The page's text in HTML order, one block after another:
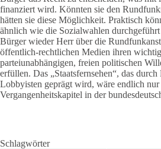
finanziert wird. Könnten sie den
hätten sie diese Möglichkeit. Praktisch
ähnlich wie die Sozialwahlen
Bürger wieder Herr über die
öffentlich-rechtlichen Medien ihren
parteiunabhängigen, freien politischen
erfüllen. Das „Staatsfernsehen“, das
Lobbyisten geprägt wird, wäre endlich nur
Vergangenheitskapitel in der
Schlagwörter